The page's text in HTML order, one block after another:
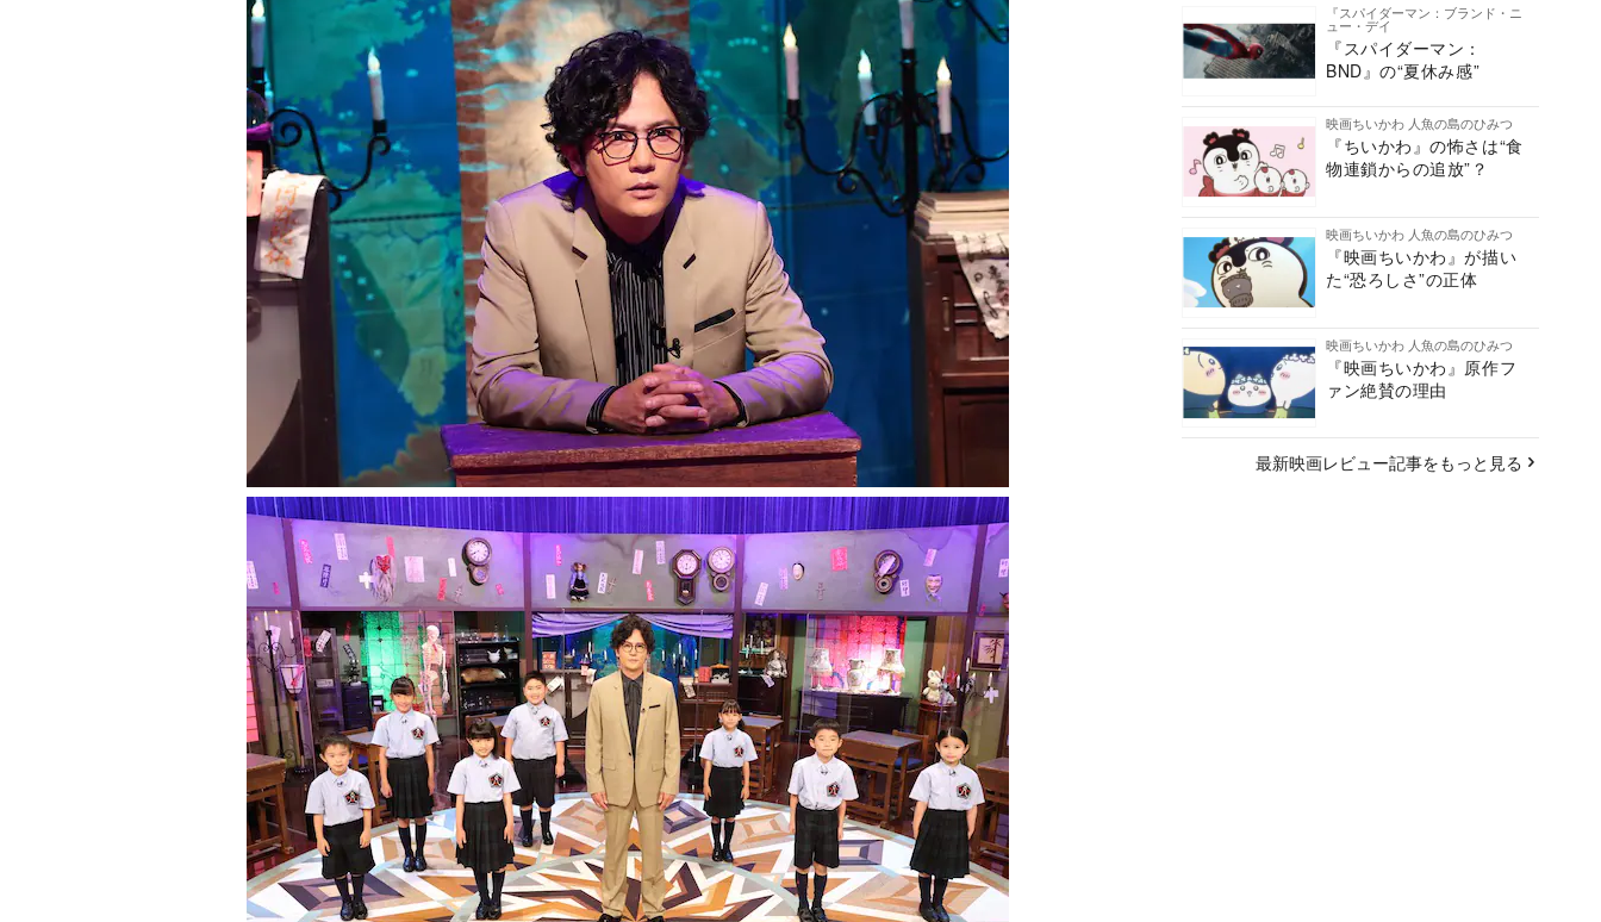
『スパイダーマン：ブランド・ニ
ュー・デイ
『スパイダーマン：
BND』の“夏休み感”
映画ちいかわ 人魚の島のひみつ
『ちいかわ』の怖さは“食
物連鎖からの追放”？
映画ちいかわ 人魚の島のひみつ
『映画ちいかわ』が描い
た“恐ろしさ”の正体
映画ちいかわ 人魚の島のひみつ
『映画ちいかわ』原作フ
ァン絶賛の理由
最新映画レビュー記事をもっと見る